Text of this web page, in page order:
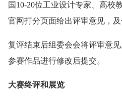
国10-20位工业设计专家、高校
官网打分页面给出评审意见，及
复评结束后组委会会将评审意
参赛作品进行修改后提交。
大赛终评和展览